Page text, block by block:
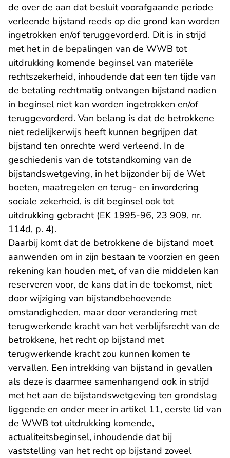
de over de aan dat besluit voorafgaande periode
verleende bijstand reeds op die grond kan worden
ingetrokken en/of teruggevorderd. Dit is in strijd
met het in de bepalingen van de WWB tot
uitdrukking komende beginsel van materiële
rechtszekerheid, inhoudende dat een ten tijde van
de betaling rechtmatig ontvangen bijstand nadien
in beginsel niet kan worden ingetrokken en/of
teruggevorderd. Van belang is dat de betrokkene
niet redelijkerwijs heeft kunnen begrijpen dat
bijstand ten onrechte werd verleend. In de
geschiedenis van de totstandkoming van de
bijstandswetgeving, in het bijzonder bij de Wet
boeten, maatregelen en terug- en invordering
sociale zekerheid, is dit beginsel ook tot
uitdrukking gebracht (EK 1995-96, 23 909, nr.
114d, p. 4).
Daarbij komt dat de betrokkene de bijstand moet
aanwenden om in zijn bestaan te voorzien en geen
rekening kan houden met, of van die middelen kan
reserveren voor, de kans dat in de toekomst, niet
door wijziging van bijstandbehoevende
omstandigheden, maar door verandering met
terugwerkende kracht van het verblijfsrecht van de
betrokkene, het recht op bijstand met
terugwerkende kracht zou kunnen komen te
vervallen. Een intrekking van bijstand in gevallen
als deze is daarmee samenhangend ook in strijd
met het aan de bijstandswetgeving ten grondslag
liggende en onder meer in artikel 11, eerste lid van
de WWB tot uitdrukking komende,
actualiteitsbeginsel, inhoudende dat bij
vaststelling van het recht op bijstand zoveel